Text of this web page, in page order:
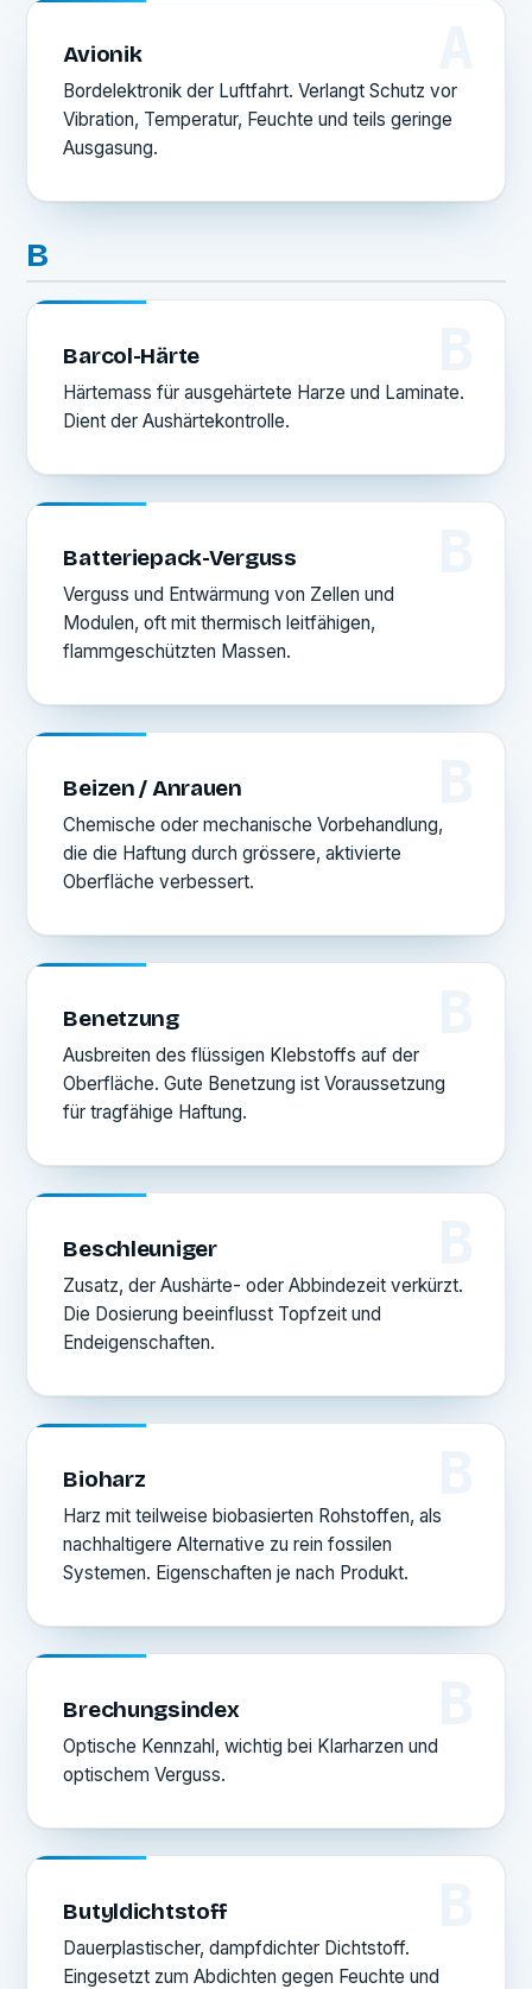
Avionik
Bordelektronik der Luftfahrt. Verlangt Schutz vor
Vibration, Temperatur, Feuchte und teils geringe
Ausgasung.
B
Barcol-Härte
Härtemass für ausgehärtete Harze und Laminate.
Dient der Aushärtekontrolle.
Batteriepack-Verguss
Verguss und Entwärmung von Zellen und
Modulen, oft mit thermisch leitfähigen,
flammgeschützten Massen.
Beizen / Anrauen
Chemische oder mechanische Vorbehandlung,
die die Haftung durch grössere, aktivierte
Oberfläche verbessert.
Benetzung
Ausbreiten des flüssigen Klebstoffs auf der
Oberfläche. Gute Benetzung ist Voraussetzung
für tragfähige Haftung.
Beschleuniger
Zusatz, der Aushärte- oder Abbindezeit verkürzt.
Die Dosierung beeinflusst Topfzeit und
Endeigenschaften.
Bioharz
Harz mit teilweise biobasierten Rohstoffen, als
nachhaltigere Alternative zu rein fossilen
Systemen. Eigenschaften je nach Produkt.
Brechungsindex
Optische Kennzahl, wichtig bei Klarharzen und
optischem Verguss.
Butyldichtstoff
Dauerplastischer, dampfdichter Dichtstoff.
Eingesetzt zum Abdichten gegen Feuchte und